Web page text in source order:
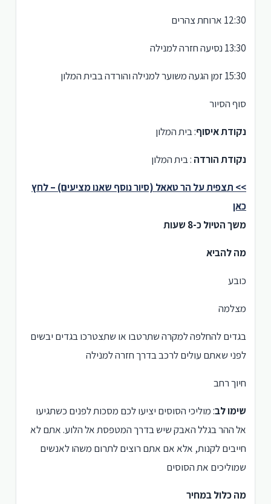
12:30 ארוחת צהרים
13:30 נסיעה חזרה למנילה
15:30 זמן הגעה משוער למנילה והורדה בבית המלון
סוף הסיור
נקודת איסוף: בית המלון
נקודת הורדה : בית המלון
>> תצפית על הר טאאל (סיור נוסף שאנו מציעים) – לחץ
כאן
משך הטיול כ-8 שעות
מה להביא
כובע
מצלמה
בגדים להחלפה למקרה שתרטבו או שתצטרכו בגדים יבשים
לפני שאתם עולים לרכב בדרך חזרה למנילה
חיוך רחב
שימו לב: מוליכי הסוסים יציעו לכם מסכות לפנים כשתגיעו
אל ההר בגלל האבק שיש בדרך המטפסת אל הלוע. אתם לא
חייבים לקנות, אלא אם אתם רוצים לתרום משהו לאנשים
שמוליכים את הסוסים
מה כלול במחיר